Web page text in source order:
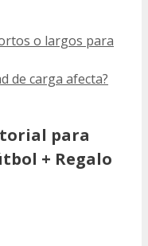
o largos para
de carga afecta?
para
+ Regalo